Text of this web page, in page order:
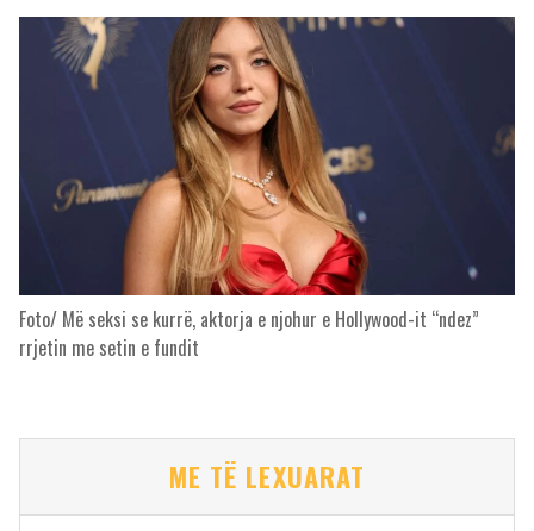
Foto/ Më seksi se kurrë, aktorja e njohur e Hollywood-it “ndez”
rrjetin me setin e fundit
ME TË LEXUARAT